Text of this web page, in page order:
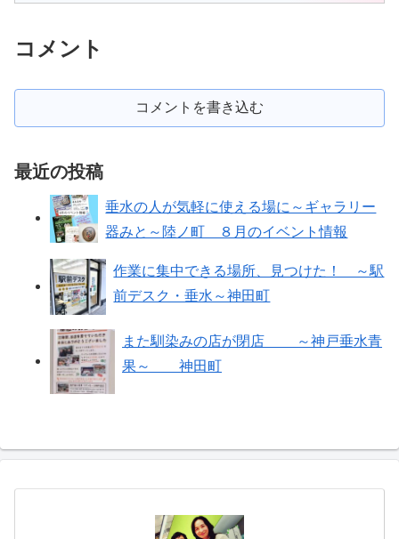
コメント
コメントを書き込む
最近の投稿
垂水の人が気軽に使える場に～ギャラリー
器みと～陸ノ町 ８月のイベント情報
作業に集中できる場所、見つけた！ ～駅
前デスク・垂水～神田町
また馴染みの店が閉店 ～神戸垂水青
果～ 神田町